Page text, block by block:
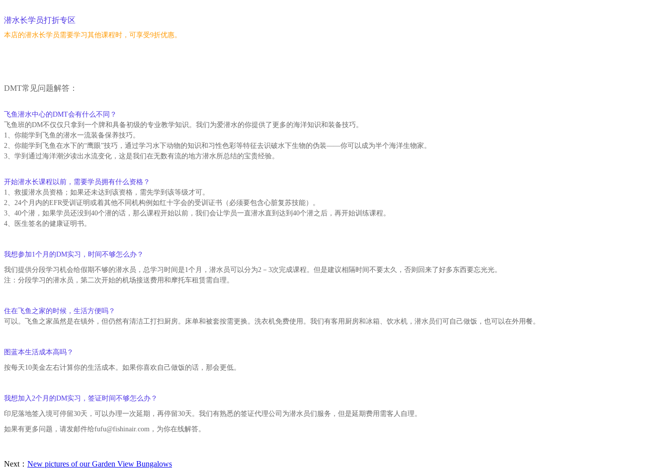
潜水长学员打折专区
本店的潜水长学员需要学习其他课程时，可享受9折优惠。
DMT常见问题解答：
飞鱼潜水中心的DMT会有什么不同？
飞鱼班的DM不仅仅只拿到一个牌和具备初级的专业教学知识。我们为爱潜水的你提供了更多的海洋知识和装备技巧。
1、你能学到飞鱼的潜水一流装备保养技巧。
2、你能学到飞鱼在水下的“鹰眼”技巧，通过学习水下动物的知识和习性色彩等特征去识破水下生物的伪装——你可以成为半个海洋生物家。
3、学到通过海洋潮汐读出水流变化，这是我们在无数有流的地方潜水所总结的宝贵经验。
开始潜水长课程以前，需要学员拥有什么资格？
1、救援潜水员资格；如果还未达到该资格，需先学到该等级才可。
2、24个月内的EFR受训证明或着其他不同机构例如红十字会的受训证书（必须要包含心脏复苏技能）。
3、40个潜，如果学员还没到40个潜的话，那么课程开始以前，我们会让学员一直潜水直到达到40个潜之后，再开始训练课程。
4、医生签名的健康证明书。
我想参加1个月的DM实习，时间不够怎么办？
我们提供分段学习机会给假期不够的潜水员，总学习时间是1个月，潜水员可以分为2－3次完成课程。但是建议相隔时间不要太久，否则回来了好多东西要忘光光。
注：分段学习的潜水员，第二次开始的机场接送费用和摩托车租赁需自理。
住在飞鱼之家的时候，生活方便吗？
可以。飞鱼之家虽然是在镇外，但仍然有清洁工打扫厨房。床单和被套按需更换。洗衣机免费使用。我们有客用厨房和冰箱、饮水机，潜水员们可自己做饭，也可以在外用餐。
图蓝本生活成本高吗？
按每天10美金左右计算你的生活成本。如果你喜欢自己做饭的话，那会更低。
我想加入2个月的DM实习，签证时间不够怎么办？
印尼落地签入境可停留30天，可以办理一次延期，再停留30天。我们有熟悉的签证代理公司为潜水员们服务，但是延期费用需客人自理。
如果有更多问题，请发邮件给fufu@fishinair.com，为你在线解答。
Next： New pictures of our Garden View Bungalows